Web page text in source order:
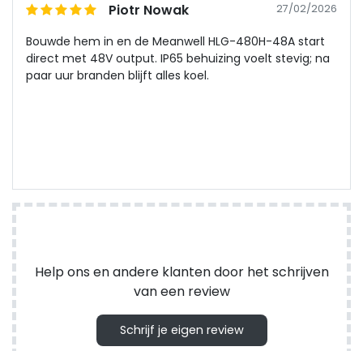
Piotr Nowak 27/02/2026
Bouwde hem in en de Meanwell HLG-480H-48A start
direct met 48V output. IP65 behuizing voelt stevig; na
paar uur branden blijft alles koel.
Help ons en andere klanten door het schrijven
van een review
Schrijf je eigen review